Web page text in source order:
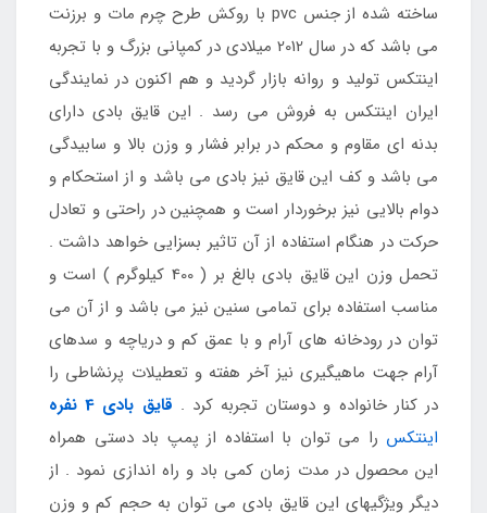
ساخته شده از جنس pvc با روکش طرح چرم مات و برزنت
می باشد که در سال 2012 میلادی در کمپانی بزرگ و با تجربه
اینتکس تولید و روانه بازار گردید و هم اکنون در نمایندگی
ایران اینتکس به فروش می رسد . این قایق بادی دارای
بدنه ای مقاوم و محکم در برابر فشار و وزن بالا و سابیدگی
می باشد و کف این قایق نیز بادی می باشد و از استحکام و
دوام بالایی نیز برخوردار است و همچنین در راحتی و تعادل
حرکت در هنگام استفاده از آن تاثیر بسزایی خواهد داشت .
تحمل وزن این قایق بادی بالغ بر ( 400 کیلوگرم ) است و
مناسب استفاده برای تمامی سنین نیز می باشد و از آن می
توان در رودخانه های آرام و با عمق کم و دریاچه و سدهای
آرام جهت ماهیگیری نیز آخر هفته و تعطیلات پرنشاطی را
در کنار خانواده و دوستان تجربه کرد . قایق بادی 4 نفره
اینتکس را می توان با استفاده از پمپ باد دستی همراه
این محصول در مدت زمان کمی باد و راه اندازی نمود . از
دیگر ویژگیهای این قایق بادی می توان به حجم کم و وزن